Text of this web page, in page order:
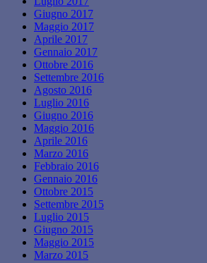
Giugno 2017
Maggio 2017
Aprile 2017
Gennaio 2017
Ottobre 2016
Settembre 2016
Agosto 2016
Luglio 2016
Giugno 2016
Maggio 2016
Aprile 2016
Marzo 2016
Febbraio 2016
Gennaio 2016
Ottobre 2015
Settembre 2015
Luglio 2015
Giugno 2015
Maggio 2015
Marzo 2015